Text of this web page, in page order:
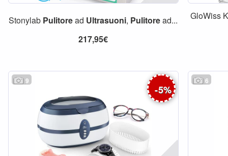
Stonylab Pulitoread Ultrasuoni, Pulitoread...
217,95€
GloWiss
9
-5%
6